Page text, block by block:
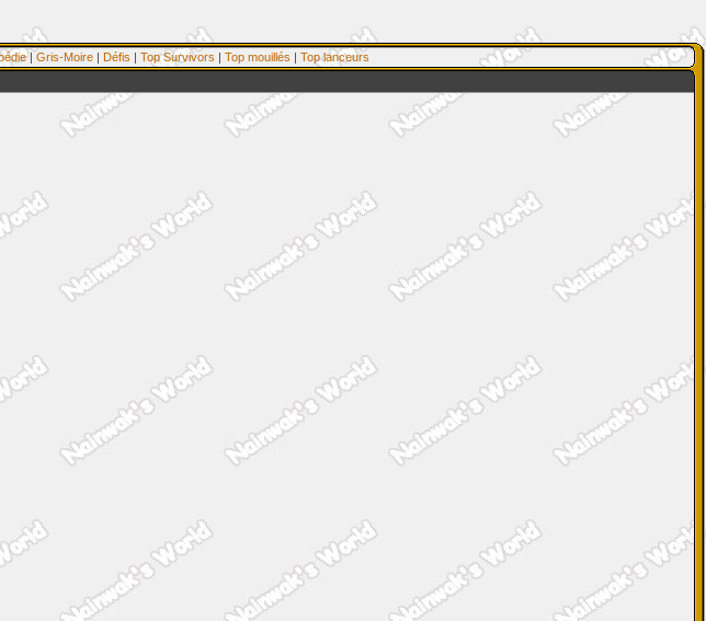
| Gris-Moire | Défis | Top Survivors | Top mouillés | Top lanceurs